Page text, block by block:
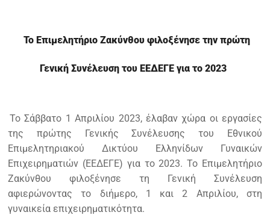
Το Επιμελητήριο Ζακύνθου φιλοξένησε την πρώτη
Γενική Συνέλευση του ΕΕΔΕΓΕ για το 2023
Το Σάββατο 1 Απριλίου 2023, έλαβαν χώρα οι εργασίες
της πρώτης Γενικής Συνέλευσης του Εθνικού
Επιμελητηριακού Δικτύου Ελληνίδων Γυναικών
Επιχειρηματιών (ΕΕΔΕΓΕ) για το 2023. Το Επιμελητήριο
Ζακύνθου φιλοξένησε τη Γενική Συνέλευση
αφιερώνοντας το διήμερο, 1 και 2 Απριλίου, στη
γυναικεία επιχειρηματικότητα.